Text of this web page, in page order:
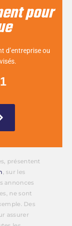
pour
d’entreprise ou
présentent
, sur les
annonces
ne sont
Des
assurer